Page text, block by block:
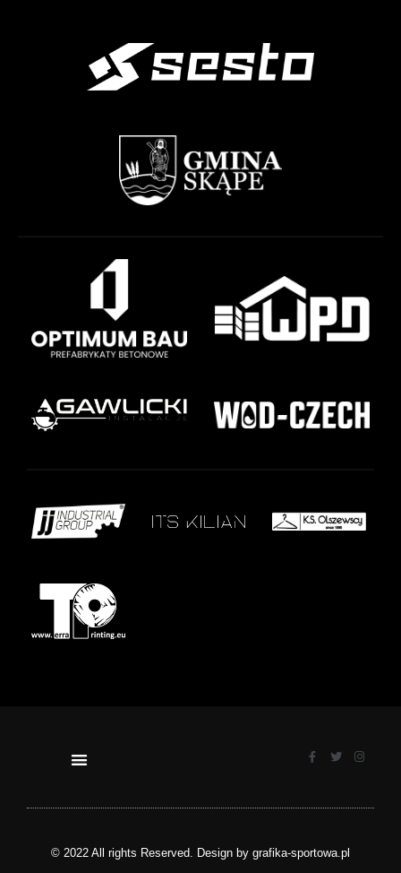
© 2022 All rights Reserved. Design by grafika-sportowa.pl